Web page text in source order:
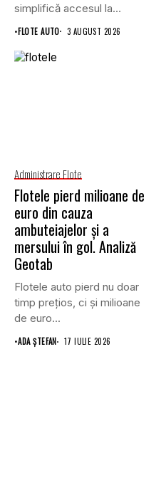
simplifică accesul la
asigurările auto...
•FLOTE AUTO 3 AUGUST 2026
Administrare Flote
Flotele pierd milioane de
euro din cauza
ambuteiajelor și a
mersului în gol. Analiză
Geotab
Flotele auto pierd nu doar
timp prețios, ci și milioane
de euro...
•ADA ȘTEFAN 17 IULIE 2026